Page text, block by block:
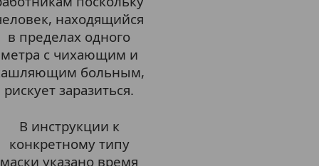
находящийся
в пределах одного
метра с чихающим и
больным,
рискует заразиться.
В инструкции к
конкретному типу
маски указано время